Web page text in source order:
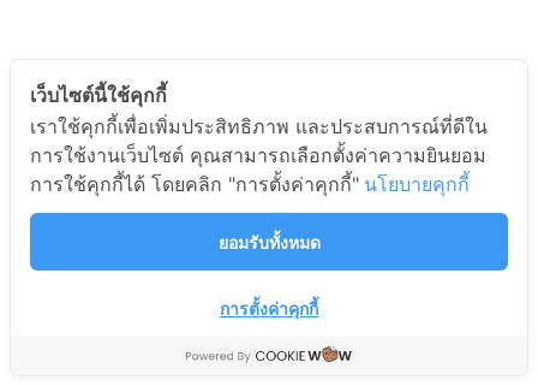
เว็บไซต์นี้ใช้คุกกี้
เราใช้คุกกี้เพื่อเพิ่มประสิทธิภาพ และประสบการณ์ที่ดีใน
การใช้งานเว็บไซต์ คุณสามารถเลือกตั้งค่าความยินยอม
การใช้คุกกี้ได้ โดยคลิก "การตั้งค่าคุกกี้" นโยบายคุกกี้
ยอมรับทั้งหมด
การตั้งค่าคุกกี้